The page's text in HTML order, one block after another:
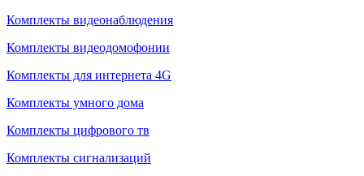
Комплекты видеонаблюдения
Комплекты видеодомофонии
Комплекты для интернета 4G
Комплекты умного дома
Комплекты цифрового тв
Комплекты сигнализаций